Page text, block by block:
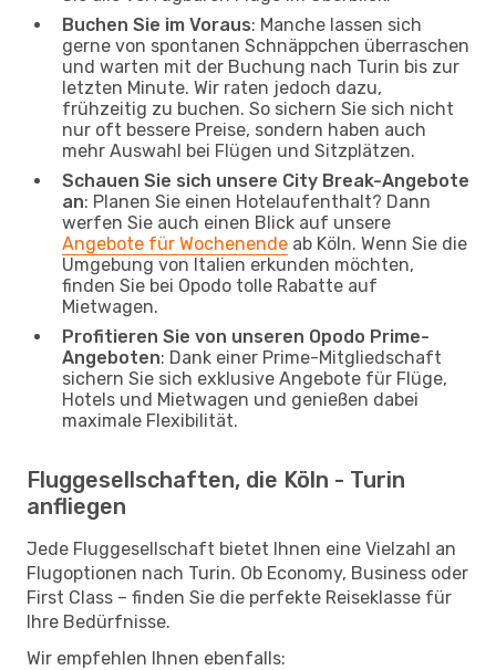
Buchen Sie im Voraus: Manche lassen sich
gerne von spontanen Schnäppchen überraschen
und warten mit der Buchung nach Turin bis zur
letzten Minute. Wir raten jedoch dazu,
frühzeitig zu buchen. So sichern Sie sich nicht
nur oft bessere Preise, sondern haben auch
mehr Auswahl bei Flügen und Sitzplätzen.
Schauen Sie sich unsere City Break-Angebote
an: Planen Sie einen Hotelaufenthalt? Dann
werfen Sie auch einen Blick auf unsere
Angebote für Wochenende ab Köln. Wenn Sie die
Umgebung von Italien erkunden möchten,
finden Sie bei Opodo tolle Rabatte auf
Mietwagen.
Profitieren Sie von unseren Opodo Prime-
Angeboten: Dank einer Prime-Mitgliedschaft
sichern Sie sich exklusive Angebote für Flüge,
Hotels und Mietwagen und genießen dabei
maximale Flexibilität.
Fluggesellschaften, die Köln - Turin
anfliegen
Jede Fluggesellschaft bietet Ihnen eine Vielzahl an
Flugoptionen nach Turin. Ob Economy, Business oder
First Class – finden Sie die perfekte Reiseklasse für
Ihre Bedürfnisse.
Wir empfehlen Ihnen ebenfalls: